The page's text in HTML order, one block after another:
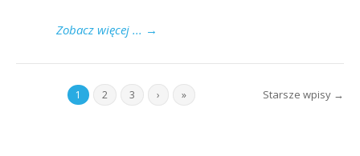
Zobacz więcej ... →
1 2 3 › » Starsze wpisy →